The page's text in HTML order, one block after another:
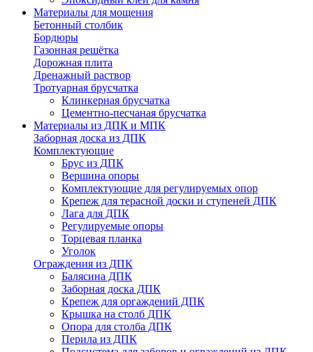
Материалы для мощения
Бетонный столбик
Бордюры
Газонная решётка
Дорожная плита
Дренажный раствор
Тротуарная брусчатка
Клинкерная брусчатка
Цементно-песчаная брусчатка
Материалы из ДПК и МПК
Заборная доска из ДПК
Комплектующие
Брус из ДПК
Вершина опоры
Комплектующие для регулируемых опор
Крепеж для терасной доски и ступеней ДПК
Лага для ДПК
Регулируемые опоры
Торцевая планка
Уголок
Ограждения из ДПК
Балясина ДПК
Заборная доска ДПК
Крепеж для оргаждений ДПК
Крышка на столб ДПК
Опора для столба ДПК
Перила из ДПК